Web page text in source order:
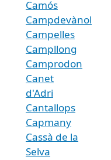
Camós
Campdevànol
Campelles
Campllong
Camprodon
Canet
d'Adri
Cantallops
Capmany
Cassà de la
Selva